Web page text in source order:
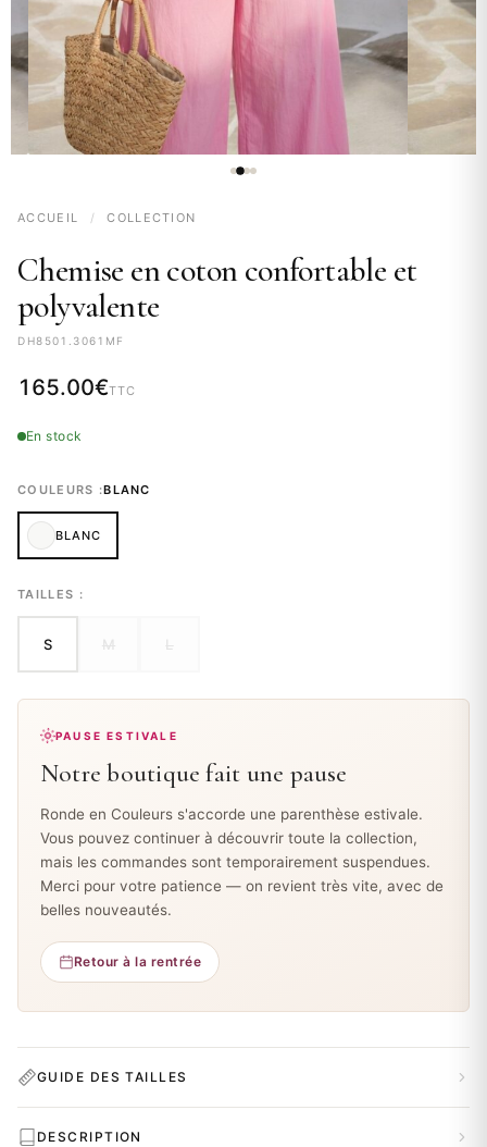
ACCUEIL / COLLECTION
Chemise en coton confortable et
polyvalente
DH8501.3061MF
165.00€TTC
En stock
COULEURS :BLANC
BLANC
TAILLES :
S M L
PAUSE ESTIVALE
Notre boutique fait une pause
Ronde en Couleurs s'accorde une parenthèse estivale.
Vous pouvez continuer à découvrir toute la collection,
mais les commandes sont temporairement suspendues.
Merci pour votre patience — on revient très vite, avec de
belles nouveautés.
Retour à la rentrée
GUIDE DES TAILLES
DESCRIPTION